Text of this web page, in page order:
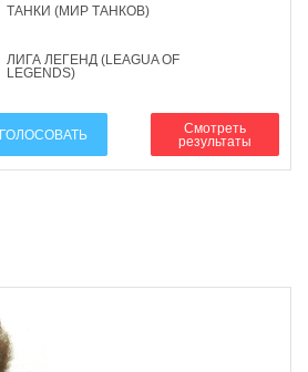
ТАНКИ (МИР ТАНКОВ)
ЛИГА ЛЕГЕНД (LEAGUA OF
LEGENDS)
ГОЛОСОВАТЬ
Смотреть
результаты